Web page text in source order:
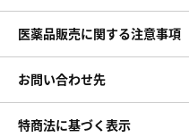
医薬品販売に関する注意事項
お問い合わせ先
特商法に基づく表示